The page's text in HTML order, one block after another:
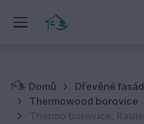
Domů
Dřevěné
Thermowood borovice
Thermo borovice,